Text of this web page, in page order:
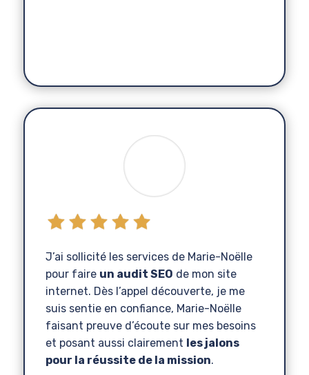
J’ai sollicité les services de Marie-Noëlle
pour faire un audit SEO de mon site
internet. Dès l’appel découverte, je me
suis sentie en confiance, Marie-Noëlle
faisant preuve d’écoute sur mes besoins
et posant aussi clairement les jalons
pour la réussite de la mission.